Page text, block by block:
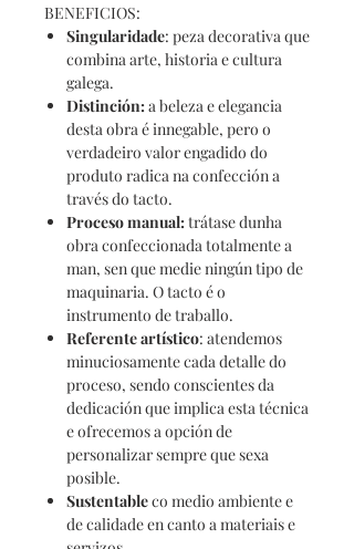
BENEFICIOS:
Singularidade: peza decorativa que
combina arte, historia e cultura
galega.
Distinción:a beleza e elegancia
desta obra é innegable, pero o
verdadeiro valor engadido do
produto radica na confección a
través do tacto.
Procesomanual:trátase dunha
obra confeccionada totalmente a
man, sen que medie ningún tipo de
maquinaria. O tacto é o
instrumento de traballo.
Referenteartístico: atendemos
minuciosamente cada detalle do
proceso, sendo conscientes da
dedicación que implica esta técnica
e ofrecemos a opción de
personalizar sempre que sexa
posible.
Sustentableco medio ambiente e
de calidade en canto a materiais e